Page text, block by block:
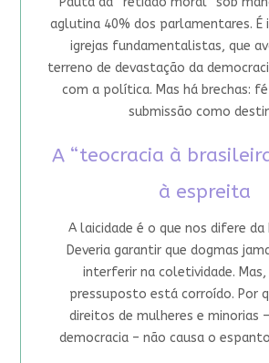
aglutina 40% dos parlamentares. É
igrejas fundamentalistas, que
terreno de devastação da
com a política. Mas há brechas:
submissão como
A “teocracia à
à espreita
A laicidade é o que nos difere da
Deveria garantir que dogmas
interferir na coletividade. Mas,
pressuposto está corroído. Por
direitos de mulheres e minorias
democracia – não causa o